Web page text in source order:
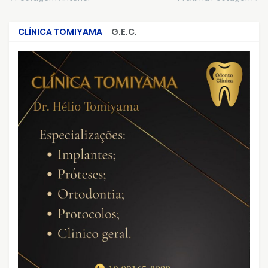
CLÍNICA TOMIYAMA
G.E.C.
CRIMES QUE ABALARAM O BRASIL